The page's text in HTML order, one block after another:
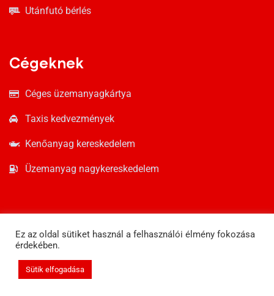
Utánfutó bérlés
Cégeknek
Céges üzemanyagkártya
Taxis kedvezmények
Kenőanyag kereskedelem
Üzemanyag nagykereskedelem
Ez az oldal sütiket használ a felhasználói élmény fokozása
érdekében.
Sütik elfogadása